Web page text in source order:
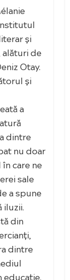
și
alături de
Otay.
și
a
dintre
nu doar
care ne
sale
a spune
din
dintre
educație.